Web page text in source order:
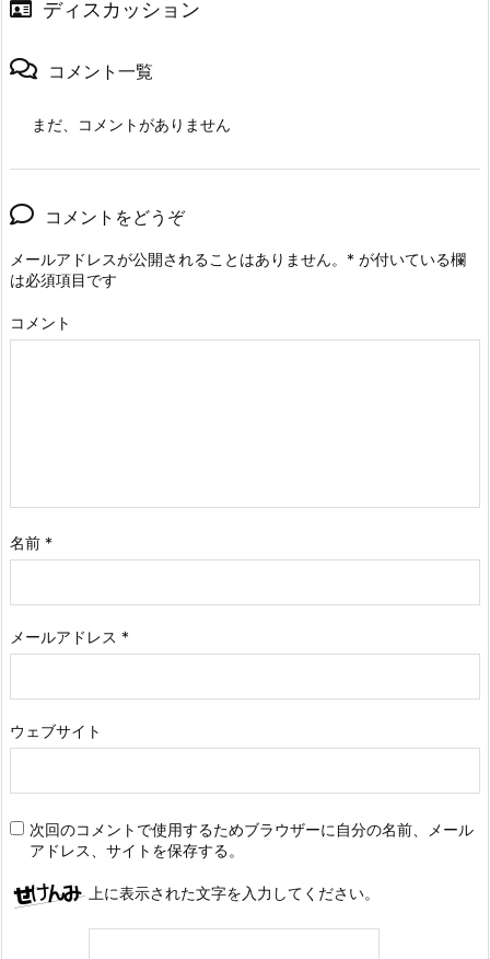
ディスカッション
コメント一覧
まだ、コメントがありません
コメントをどうぞ
メールアドレスが公開されることはありません。 * が付いている欄
は必須項目です
コメント
名前 *
メールアドレス *
ウェブサイト
次回のコメントで使用するためブラウザーに自分の名前、メール
アドレス、サイトを保存する。
上に表示された文字を入力してください。